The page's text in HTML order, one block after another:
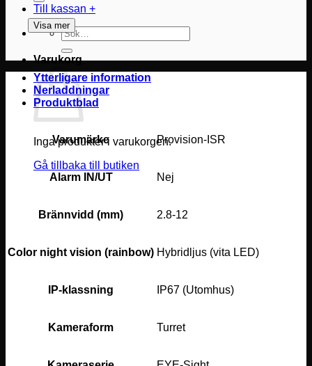
Till kassan +
Sök
efter:
Varukorg
Inga produkter i varukorgen.
Gå tillbaka till butiken
Visa mer
Ytterligare information
Nerladdningar
Produktblad
Varumärke Provision-ISR
Alarm IN/UT Nej
Brännvidd (mm) 2.8-12
Color night vision (rainbow) Hybridljus (vita LED)
IP-klassning IP67 (Utomhus)
Kameraform Turret